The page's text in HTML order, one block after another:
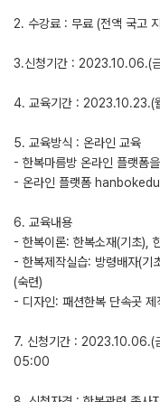
2. 수강료 : 무료 (전액 국고
3.신청기간 : 2023.10.06.(
4. 교육기간 : 2023.10.23.(
5. 교육방식 : 온라인 교육
- 한복마름방 온라인 플랫폼
- 온라인 플랫폼
6. 교육내용
- 한복이론: 한복소재(기초),
- 한복제작실습: 방령배자(기
(숙련)
- 디자인: 패션한복 단속곳 제
7. 신청기간 : 2023.10.06.(
05:00